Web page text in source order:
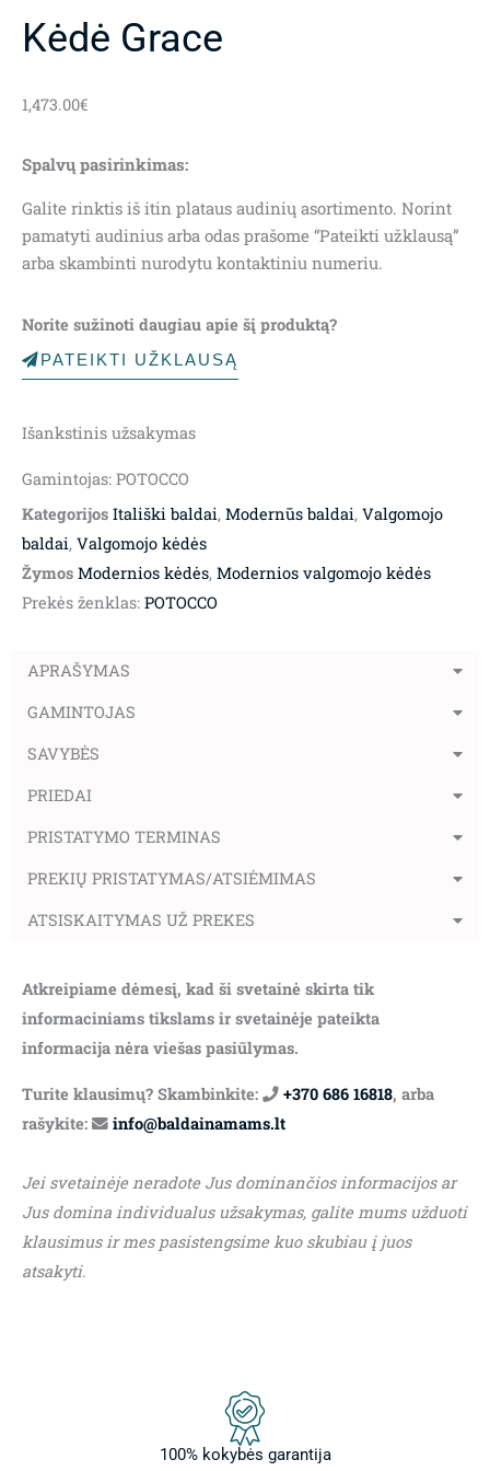
Kėdė Grace
1,473.00€
Spalvų pasirinkimas:
Galite rinktis iš itin plataus audinių asortimento. Norint
pamatyti audinius arba odas prašome “Pateikti užklausą”
arba skambinti nurodytu kontaktiniu numeriu.
Norite sužinoti daugiau apie šį produktą?
PATEIKTI UŽKLAUSĄ
Išankstinis užsakymas
Gamintojas: POTOCCO
Kategorijos Itališki baldai, Modernūs baldai, Valgomojo
baldai, Valgomojo kėdės
Žymos Modernios kėdės, Modernios valgomojo kėdės
Prekės ženklas: POTOCCO
APRAŠYMAS
GAMINTOJAS
SAVYBĖS
PRIEDAI
PRISTATYMO TERMINAS
PREKIŲ PRISTATYMAS/ATSIĖMIMAS
ATSISKAITYMAS UŽ PREKES
Atkreipiame dėmesį, kad ši svetainė skirta tik
informaciniams tikslams ir svetainėje pateikta
informacija nėra viešas pasiūlymas.
Turite klausimų? Skambinkite: +370 686 16818, arba
rašykite:
info@baldainamams.lt
Jei svetainėje neradote Jus dominančios informacijos ar
Jus domina individualus užsakymas, galite mums užduoti
klausimus ir mes pasistengsime kuo skubiau į juos
atsakyti.
100% kokybės garantija